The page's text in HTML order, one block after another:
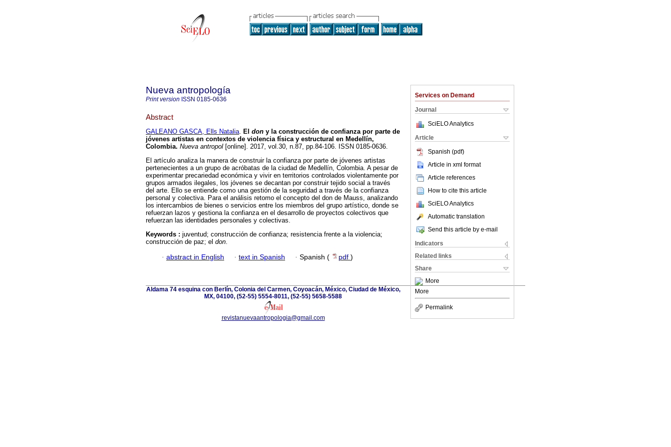
Services on Demand
Journal
SciELO Analytics
Article
Spanish (pdf)
Article in xml format
Article references
How to cite this article
SciELO Analytics
Automatic translation
Send this article by e-mail
Indicators
Related links
Share
More
More
Permalink
Nueva antropología
Print version ISSN 0185-0636
Abstract
GALEANO GASCA, Ells Natalia. El don y la construcción de confianza por parte de
jóvenes artistas en contextos de violencia física y estructural en Medellín,
Colombia. Nueva antropol [online]. 2017, vol.30, n.87, pp.84-106. ISSN 0185-0636.
El artículo analiza la manera de construir la confianza por parte de jóvenes artistas
pertenecientes a un grupo de acróbatas de la ciudad de Medellín, Colombia. A pesar de
experimentar precariedad económica y vivir en territorios controlados violentamente por
grupos armados ilegales, los jóvenes se decantan por construir tejido social a través
del arte. Ello se entiende como una gestión de la seguridad a través de la confianza
personal y colectiva. Para el análisis retomo el concepto del don de Mauss, analizando
los intercambios de bienes o servicios entre los miembros del grupo artístico, donde se
refuerzan lazos y gestiona la confianza en el desarrollo de proyectos colectivos que
refuerzan las identidades personales y colectivas.
Keywords : juventud; construcción de confianza; resistencia frente a la violencia;
construcción de paz; el don.
· abstract in English · text in Spanish · Spanish ( pdf )
Aldama 74 esquina con Berlín, Colonia del Carmen, Coyoacán, México, Ciudad de México,
MX, 04100, (52-55) 5554-8011, (52-55) 5658-5588
revistanuevaantropologia@gmail.com